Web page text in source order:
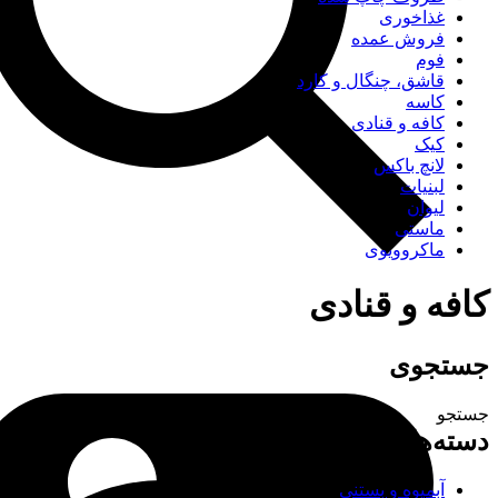
غذاخوری
فروش عمده
فوم
قاشق، چنگال و کارد
کاسه
کافه و قنادی
کیک
لانچ باکس
لبنیات
لیوان
ماستی
ماکروویوی
کافه و قنادی
جستجوی
جستجو
دسته‌های محصولات
آبمیوه و بستنی